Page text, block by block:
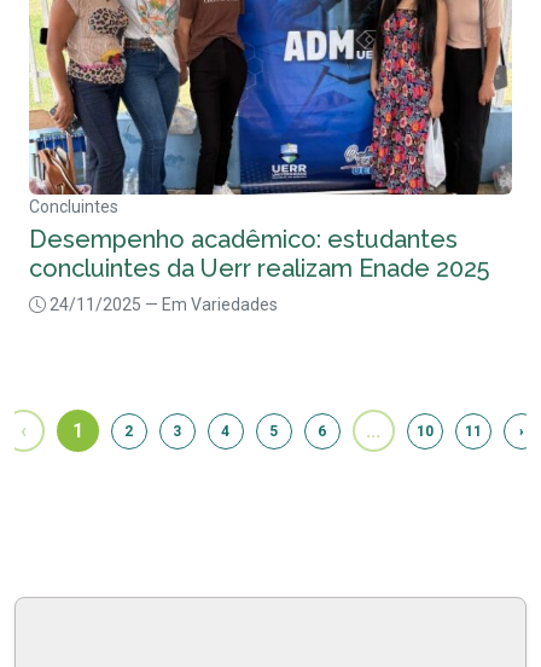
Concluintes
Desempenho acadêmico: estudantes
concluintes da Uerr realizam Enade 2025
24/11/2025 — Em Variedades
‹ 1 2 3 4 5 6 ... 10 11 ›